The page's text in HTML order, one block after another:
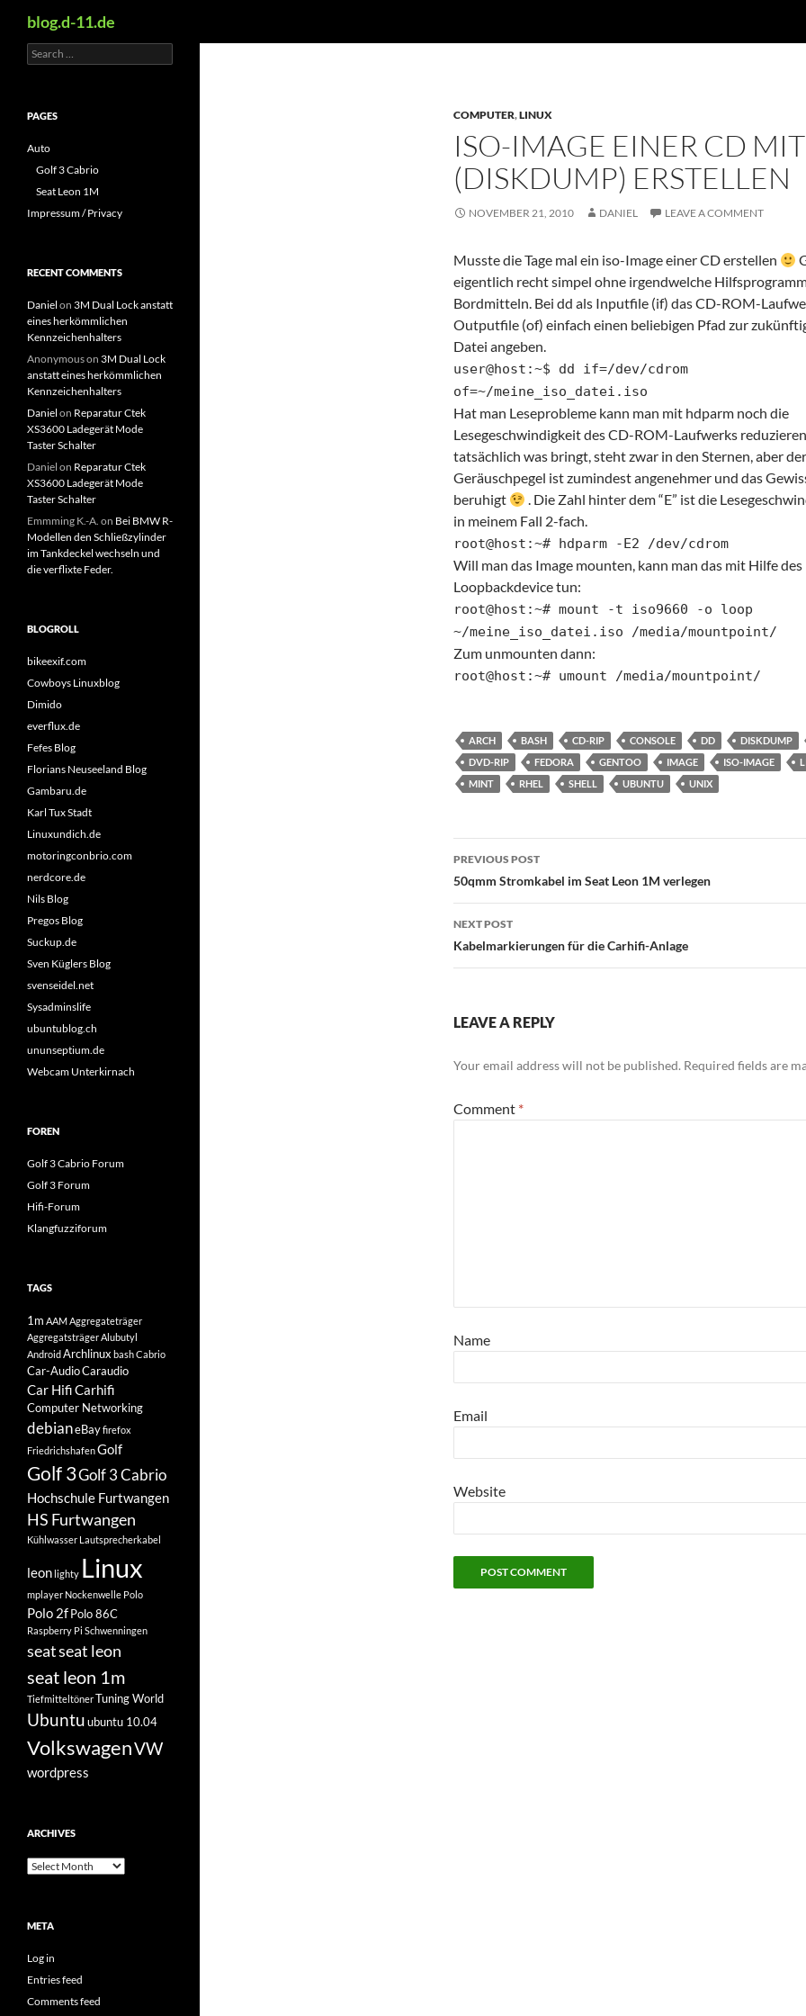
blog.d-11.de
COMPUTER,LINUX
ISO-IMAGE EINER CD
(DISKDUMP) ERSTELLEN
NOVEMBER 21, 2010 DANIEL LEAVE A COMMENT
Musste die Tage mal ein iso-Image einer CD erstellen
eigentlich recht simpel ohne irgendwelche
Bordmitteln. Bei dd als Inputfile (if) das CD-ROM-
Outputfile (of) einfach einen beliebigen Pfad zur
Datei angeben.
user@host:~$ dd if=/dev/cdrom
of=~/meine_iso_datei.iso
Hat man Leseprobleme kann man mit hdparm noch die
Lesegeschwindigkeit des CD-ROM-Laufwerks
tatsächlich was bringt, steht zwar in den Sternen, aber der
Geräuschpegel ist zumindest angenehmer und das
beruhigt
. Die Zahl hinter dem “E” ist die
in meinem Fall 2-fach.
root@host:~# hdparm -E2 /dev/cdrom
Will man das Image mounten, kann man das mit Hilfe des
Loopbackdevice tun:
root@host:~# mount -t iso9660 -o loop
~/meine_iso_datei.iso /media/mountpoint/
Zum unmounten dann:
root@host:~# umount /media/mountpoint/
ARCH BASH CD-RIP CONSOLE DD DISKDUMP
DVD-RIP
FEDORA GENTOO IMAGE ISO-IMAGE
MINT
RHEL SHELL UBUNTU UNIX
Post
navigation
PREVIOUS POST
50qmm Stromkabel im Seat Leon 1M verlegen
NEXT POST
Kabelmarkierungen für die Carhifi-Anlage
LEAVE A REPLY
Your email address will not be published. Required fields are
Comment *
Name
Email
Website
Search
for:
PAGES
Auto
Golf 3 Cabrio
Seat Leon 1M
Impressum / Privacy
RECENT COMMENTS
Daniel on 3M Dual Lock anstatt
eines herkömmlichen
Kennzeichenhalters
Anonymouson 3M Dual Lock
anstatt eines herkömmlichen
Kennzeichenhalters
Daniel on Reparatur Ctek
XS3600 Ladegerät Mode
Taster Schalter
Daniel on Reparatur Ctek
XS3600 Ladegerät Mode
Taster Schalter
Emmming K.-A. on Bei BMW R-
Modellen den Schließzylinder
im Tankdeckel wechseln und
die verflixte Feder.
BLOGROLL
bikeexif.com
Cowboys Linuxblog
Dimido
everflux.de
Fefes Blog
Florians Neuseeland Blog
Gambaru.de
Karl Tux Stadt
Linuxundich.de
motoringconbrio.com
nerdcore.de
Nils Blog
Pregos Blog
Suckup.de
Sven Küglers Blog
svenseidel.net
Sysadminslife
ubuntublog.ch
ununseptium.de
Webcam Unterkirnach
FOREN
Golf 3 Cabrio Forum
Golf 3 Forum
Hifi-Forum
Klangfuzziforum
TAGS
1m AAMAggregateträger
AggregatsträgerAlubutyl
AndroidArchlinux bashCabrio
Car-AudioCaraudio
Car HifiCarhifi
Computer Networking
debianeBayfirefox
FriedrichshafenGolf
Golf 3Golf 3 Cabrio
Hochschule Furtwangen
HS Furtwangen
Kühlwasser Lautsprecherkabel
leonlighty Linux
mplayer Nockenwelle Polo
Polo 2fPolo 86C
Raspberry Pi Schwenningen
seatseat leon
seat leon 1m
TiefmitteltönerTuning World
Ubuntuubuntu 10.04
VolkswagenVW
wordpress
ARCHIVES
Archives
META
Log in
Entries feed
Comments feed